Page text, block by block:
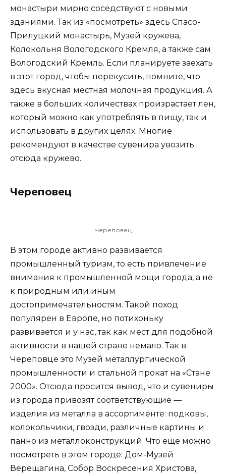
монастыри мирно соседствуют с новыми
зданиями. Так из «посмотреть» здесь Спасо-
Прилуцкий монастырь, Музей кружева,
Колокольня Вологодского Кремля, а также сам
Вологодский Кремль. Если планируете заехать
в этот город, чтобы перекусить, помните, что
здесь вкусная местная молочная продукция. А
также в больших количествах произрастает лен,
который можно как употреблять в пищу, так и
использовать в других целях. Многие
рекомендуют в качестве сувенира увозить
отсюда кружево.
Череповец
Череповец
В этом городе активно развивается
промышленный туризм, то есть привлечение
внимания к промышленной мощи города, а не
к природным или иным
достопримечательностям. Такой поход
популярен в Европе, но потихоньку
развивается и у нас, так как мест для подобной
активности в нашей стране немало. Так в
Череповце это Музей металлургической
промышленности и стальной прокат на «Стане
2000». Отсюда просится вывод, что и сувениры
из города привозят соответствующие —
изделия из металла в ассортименте: подковы,
колокольчики, гвозди, различные картины и
панно из металлоконструкций. Что еще можно
посмотреть в этом городе: Дом-Музей
Верещагина, Собор Воскресения Христова,